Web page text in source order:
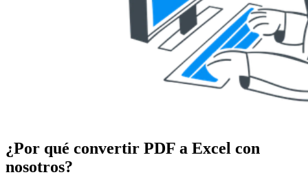
¿Por qué convertir PDF a Excel con
nosotros?